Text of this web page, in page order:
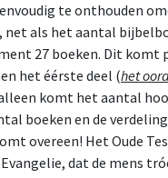
te onthouden
net als het aantal
27 boeken. Dit komt
het éérste deel (het
komt het aantal
boeken en de
overeen! Het Oude
dat de mens